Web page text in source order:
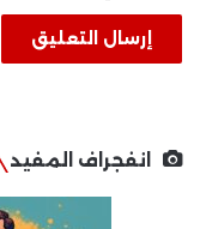
انفجراف المفيد